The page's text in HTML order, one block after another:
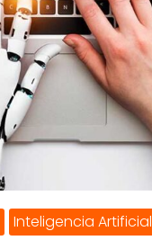
Inteligencia Artificial